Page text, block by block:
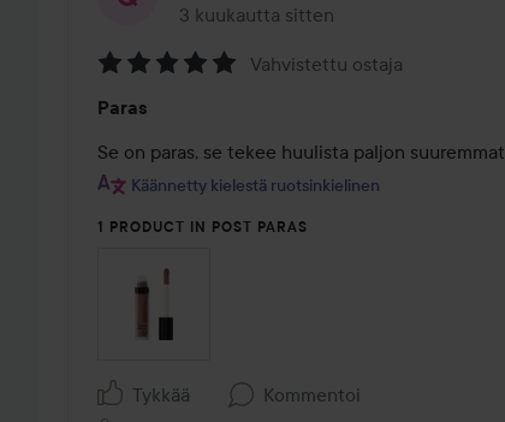
3 kuukautta sitten
Viesti luotiin 3 kuukautta sitten
5
/
5
Vahvistettu ostaja
Paras
Se on paras, se tekee huulista paljon suuremmat
Käännetty kielestä ruotsinkielinen
1 PRODUCT IN POST PARAS
Tykkää Kommentoi